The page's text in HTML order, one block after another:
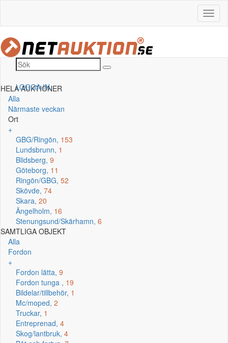
LOGGA IN
HELA AUKTIONER
Alla
Närmaste veckan
Ort
+
GBG/Ringön, 153
Lundsbrunn, 1
Blidsberg, 9
Göteborg, 11
Ringön/GBG, 52
Skövde, 74
Skara, 20
Ängelholm, 16
Stenungsund/Skärhamn, 6
SAMTLIGA OBJEKT
Alla
Fordon
+
Fordon lätta, 9
Fordon tunga , 19
Bildelar/tillbehör, 1
Mc/moped, 2
Truckar, 1
Entreprenad, 4
Skog/lantbruk, 4